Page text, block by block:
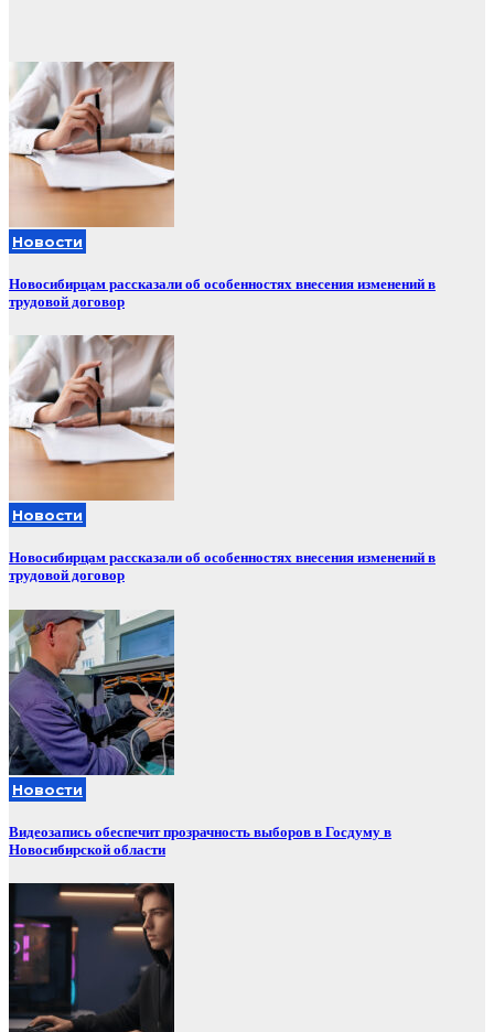
Новости
Новосибирцам рассказали об особенностях внесения изменений в
трудовой договор
Новости
Новосибирцам рассказали об особенностях внесения изменений в
трудовой договор
Новости
Видеозапись обеспечит прозрачность выборов в Госдуму в
Новосибирской области